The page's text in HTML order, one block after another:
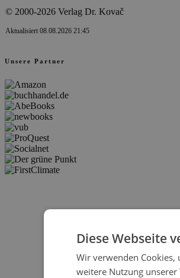
© 2000-2026 Verlag Dr. Kovač
Aktualisiert 08.08.2026 21:45
Unsere Partner
Diese Webseite
Wir verwenden
weitere Nutzung